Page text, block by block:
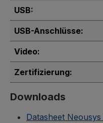
USB:
USB-Anschlüsse:
Video:
Zertifizierung:
Downloads
Datasheet